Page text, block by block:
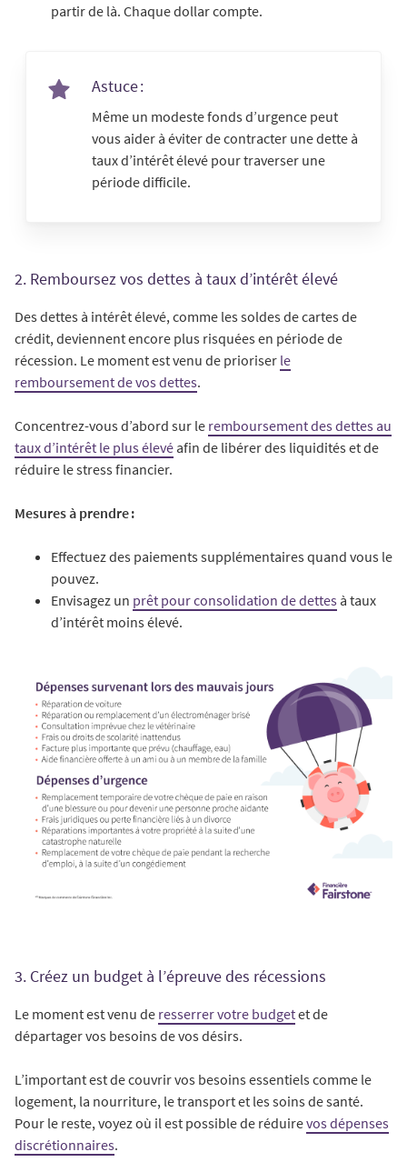
partir de là. Chaque dollar compte.
Astuce :
Même un modeste fonds d’urgence peut
vous aider à éviter de contracter une dette à
taux d’intérêt élevé pour traverser une
période difficile.
2. Remboursez vos dettes à taux d’intérêt élevé
Des dettes à intérêt élevé, comme les soldes de cartes de
crédit, deviennent encore plus risquées en période de
récession. Le moment est venu de prioriser le
remboursement de vos dettes.
Concentrez-vous d’abord sur le remboursement des dettes au
taux d’intérêt le plus élevé afin de libérer des liquidités et de
réduire le stress financier.
Mesures à prendre :
Effectuez des paiements supplémentaires quand vous le
pouvez.
Envisagez un prêt pour consolidation de dettes à taux
d’intérêt moins élevé.
3. Créez un budget à l’épreuve des récessions
Le moment est venu de resserrer votre budgetet de
départager vos besoins de vos désirs.
L’important est de couvrir vos besoins essentiels comme le
logement, la nourriture, le transport et les soins de santé.
Pour le reste, voyez où il est possible de réduirevos dépenses
discrétionnaires.